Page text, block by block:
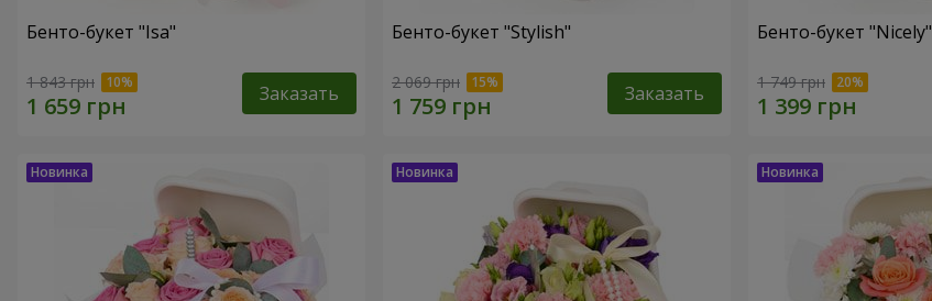
Бенто-букет "Isa"
1 843 грн Заказать
Бенто-букет "Stylish"
2 069 грн Заказать
Бенто-букет "Nicely"
1 749 грн